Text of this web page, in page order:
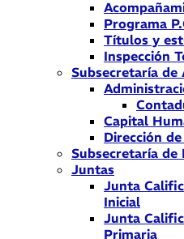
Programa
Títulos y
Inspección
Subsecretaría de
Capital
Dirección
Subsecretaría
Juntas
Junta
Inicial
Junta
Primaria